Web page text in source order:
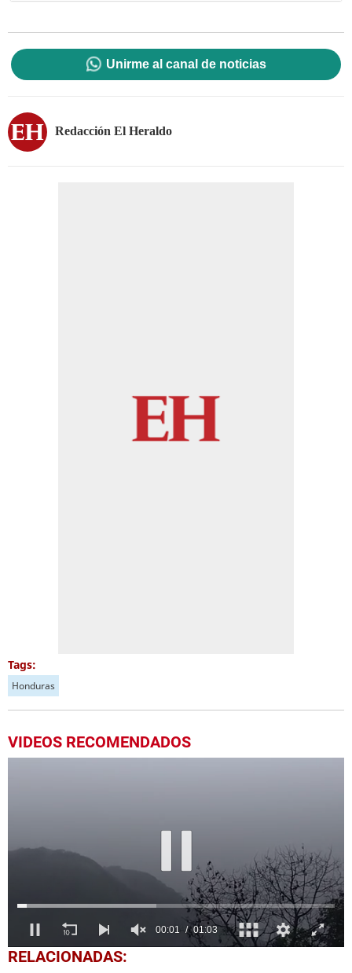
Unirme al canal de noticias
Redacción El Heraldo
Tags:
Honduras
VIDEOS RECOMENDADOS
0
seconds
RELACIONADAS: